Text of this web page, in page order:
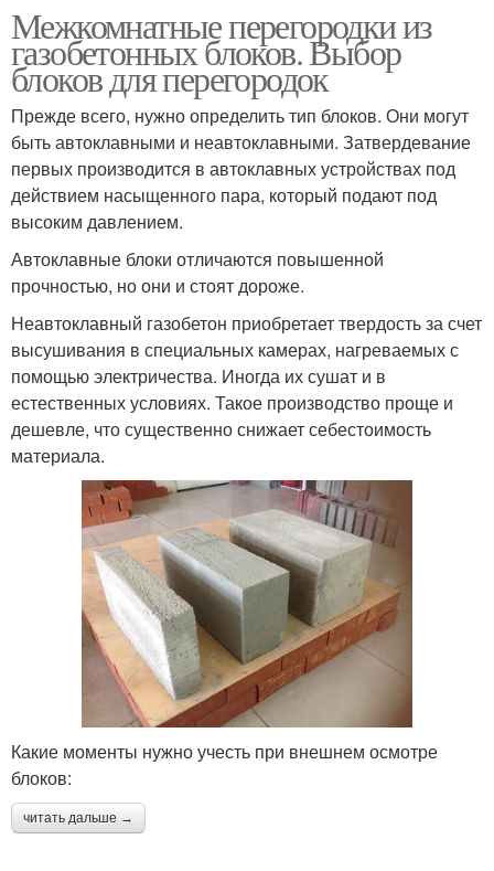
Межкомнатные перегородки из
газобетонных блоков. Выбор
блоков для перегородок
Прежде всего, нужно определить тип блоков. Они могут
быть автоклавными и неавтоклавными. Затвердевание
первых производится в автоклавных устройствах под
действием насыщенного пара, который подают под
высоким давлением.
Автоклавные блоки отличаются повышенной
прочностью, но они и стоят дороже.
Неавтоклавный газобетон приобретает твердость за счет
высушивания в специальных камерах, нагреваемых с
помощью электричества. Иногда их сушат и в
естественных условиях. Такое производство проще и
дешевле, что существенно снижает себестоимость
материала.
Какие моменты нужно учесть при внешнем осмотре
блоков:
читать дальше →